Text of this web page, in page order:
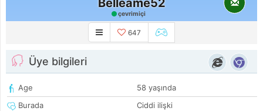
Belleame52
çevrimiçi
647
Üye bilgileri
Age
58 yaşında
Burada
Ciddi ilişki